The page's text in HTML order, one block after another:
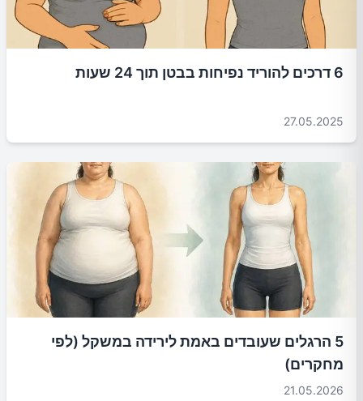
6 דרכים להוריד נפיחות בבטן תוך 24 שעות
27.05.2025
5 הרגלים שעובדים באמת לירידה במשקל (לפי
מחקרים)
21.05.2026